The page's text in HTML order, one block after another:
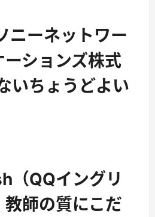
ニーネットワー
ションズ株式
いちょうどよい
（QQイングリ
教師の質にこだ